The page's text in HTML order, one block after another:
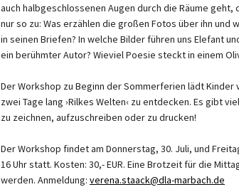
auch halbgeschlossenen Augen durch die Räume geht,
nur so zu: Was erzählen die großen Fotos über ihn und
in seinen Briefen? In welche Bilder führen uns Elefant
ein berühmter Autor? Wieviel Poesie steckt in einem
Der Workshop zu Beginn der Sommerferien lädt Kinder
zwei Tage lang ›Rilkes Welten‹ zu entdecken. Es gibt
zu zeichnen, aufzuschreiben oder zu drucken!
Der Workshop findet am Donnerstag, 30. Juli, und
16 Uhr statt. Kosten: 30,- EUR. Eine Brotzeit für die
werden. Anmeldung: verena.staack@dla-marbach.de